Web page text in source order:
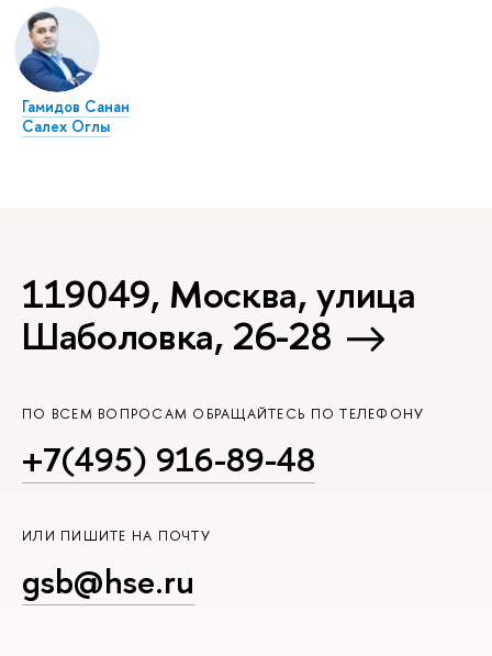
Гамидов Санан
Салех Оглы
119049, Москва, улица
Шаболовка, 26-28
ПО ВСЕМ ВОПРОСАМ ОБРАЩАЙТЕСЬ ПО ТЕЛЕФОНУ
+7(495) 916-89-48
ИЛИ ПИШИТЕ НА ПОЧТУ
gsb@hse.ru